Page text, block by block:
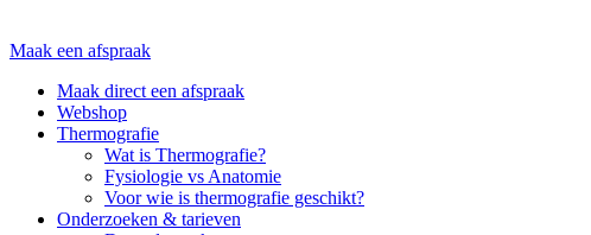
Maak een afspraak
Maak direct een afspraak
Webshop
Thermografie
Wat is Thermografie?
Fysiologie vs Anatomie
Voor wie is thermografie geschikt?
Onderzoeken & tarieven